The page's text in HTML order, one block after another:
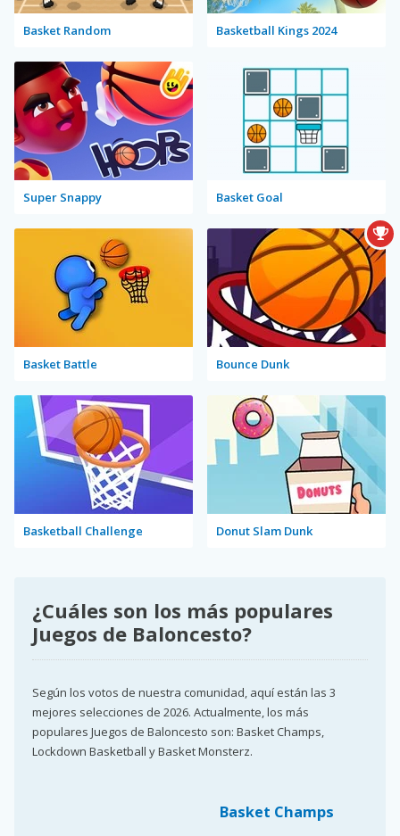
Basket Random Basketball Kings 2024
Super Snappy Basket Goal
Basket Battle Bounce Dunk
Basketball Challenge Donut Slam Dunk
¿Cuáles son los más populares
Juegos de Baloncesto?
Según los votos de nuestra comunidad, aquí están las 3
mejores selecciones de 2026. Actualmente, los más
populares Juegos de Baloncesto son: Basket Champs,
Lockdown Basketball y Basket Monsterz.
Basket Champs